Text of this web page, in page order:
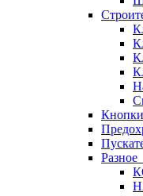
Разное